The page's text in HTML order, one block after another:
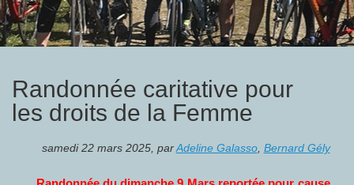
Randonnée caritative pour
les droits de la Femme
samedi 22 mars 2025, par Adeline Galasso, Bernard Gély